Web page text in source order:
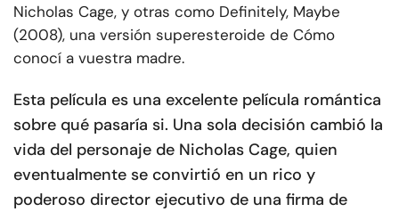
Nicholas Cage, y otras como Definitely, Maybe
(2008), una versión superesteroide de Cómo
conocí a vuestra madre.
Esta película es una excelente película romántica
sobre qué pasaría si. Una sola decisión cambió la
vida del personaje de Nicholas Cage, quien
eventualmente se convirtió en un rico y
poderoso director ejecutivo de una firma de